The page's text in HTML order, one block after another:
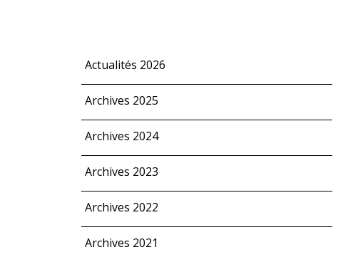
Actualités 2026
Archives 2025
Archives 2024
Archives 2023
Archives 2022
Archives 2021